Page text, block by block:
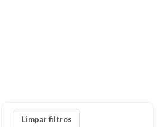
Limpar filtros